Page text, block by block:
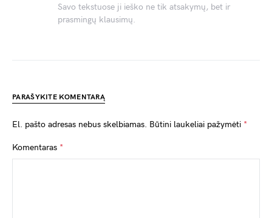
Savo tekstuose ji ieško ne tik atsakymų, bet ir
prasmingų klausimų.
PARAŠYKITE KOMENTARĄ
El. pašto adresas nebus skelbiamas. Būtini laukeliai pažymėti *
Komentaras *